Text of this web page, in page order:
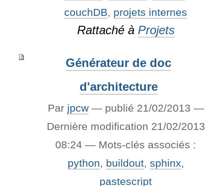
couchDB, projets internes
Rattaché à Projets
Générateur de doc
d'architecture
Par jpcw — publié 21/02/2013 —
Dernière modification 21/02/2013
08:24— Mots-clés associés :
python, buildout, sphinx,
pastescript